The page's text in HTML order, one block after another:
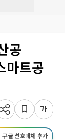
공
마트공
구글 선호매체 추가